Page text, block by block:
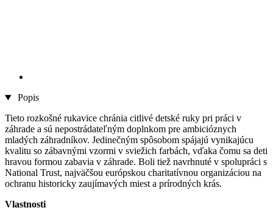
Popis
Tieto rozkošné rukavice chránia citlivé detské ruky pri práci v
záhrade a sú nepostrádateľným doplnkom pre ambicióznych
mladých záhradníkov. Jedinečným spôsobom spájajú vynikajúcu
kvalitu so zábavnými vzormi v sviežich farbách, vďaka čomu sa deti
hravou formou zabavia v záhrade. Boli tiež navrhnuté v spolupráci s
National Trust, najväčšou európskou charitatívnou organizáciou na
ochranu historicky zaujímavých miest a prírodných krás.
Vlastnosti